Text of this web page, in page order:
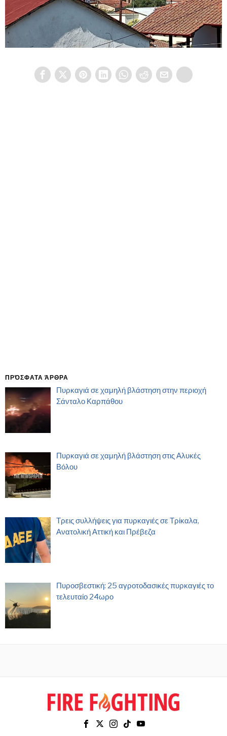
ΠΡΌΣΦΑΤΑ ΆΡΘΡΑ
Πυρκαγιά σε χαμηλή βλάστηση στην περιοχή
Σάνταλο Καρπάθου
Πυρκαγιά σε χαμηλή βλάστηση στις Αλυκές
Βόλου
Τρεις συλλήψεις για πυρκαγιές σε Τρίκαλα,
Ανατολική Αττική και Πρέβεζα
Πυροσβεστική: 25 αγροτοδασικές πυρκαγιές το
τελευταίο 24ωρο